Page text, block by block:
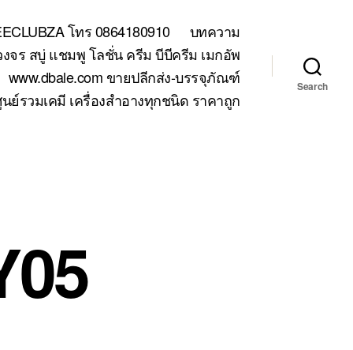
โทร 0864180910
บทความ
งจร สบู่ แชมพู โลชั่น ครีม บีบีครีม เมกอัพ
www.dbale.com ขายปลีกส่ง-บรรจุภัณฑ์
รวมเคมี เครื่องสำอางทุกชนิด ราคาถูก
Search